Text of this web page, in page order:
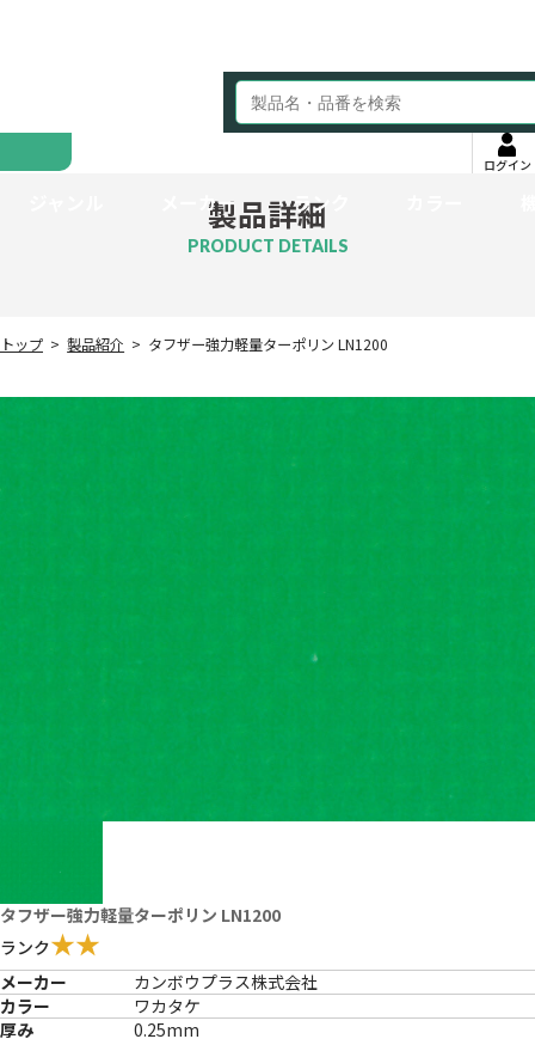
ログイン
メーカー ランク
製品詳細
PRODUCT DETAILS
トップ 製品紹介 タフザー強力軽量ターポリン LN1200
タフザー強力軽量ターポリン LN1200
ランク★★
メーカー
カンボウプラス株式会社
カラー
ワカタケ
厚み
0.25mm